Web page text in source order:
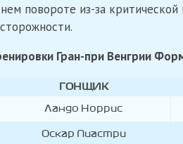
повороте из-за
Гран-при Венгрии
ГОНЩИК
Ландо Норрис
Оскар Пиастри